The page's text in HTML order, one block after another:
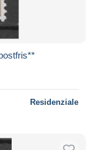
Residenziale